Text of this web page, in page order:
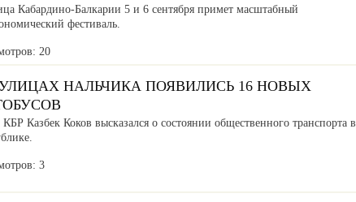
Кабардино-Балкарии 5 и 6 сентября примет масштабный
фестиваль.
20
НАЛЬЧИКА ПОЯВИЛИСЬ 16 НОВЫХ
КБР Казбек Коков высказался о состоянии общественного транспорта в
3